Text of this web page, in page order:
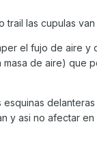
trail las cupulas
el fujo de aire
de aire) que
esquinas
y asi no afectar